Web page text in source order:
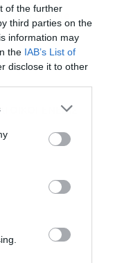
of the further
third parties on the
information may
the IAB’s List of
disclose it to other
στο
ΟΙΚΟΓΕΝΕΙΑΣ